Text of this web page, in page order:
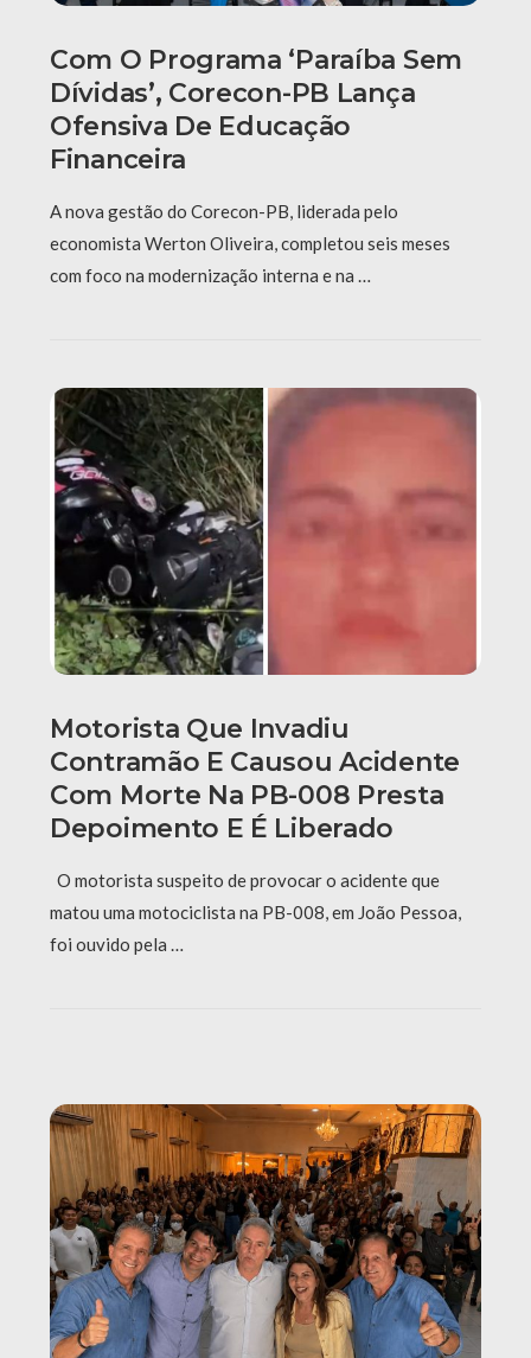
Com O Programa ‘Paraíba Sem
Dívidas’, Corecon-PB Lança
Ofensiva De Educação
Financeira
A nova gestão do Corecon-PB, liderada pelo
economista Werton Oliveira, completou seis meses
com foco na modernização interna e na …
Motorista Que Invadiu
Contramão E Causou Acidente
Com Morte Na PB-008 Presta
Depoimento E É Liberado
O motorista suspeito de provocar o acidente que
matou uma motociclista na PB-008, em João Pessoa,
foi ouvido pela …